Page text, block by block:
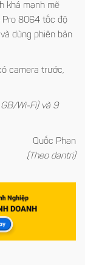
khá mạnh mẽ
Pro 8064 tốc độ
dùng phiên bản
camera trước,
Wi-Fi) và 9
Quốc Phan
(Theo dantri)